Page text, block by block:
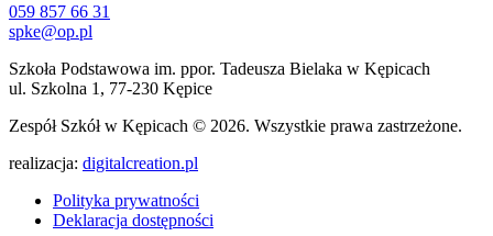
059 857 66 31
spke@op.pl
Szkoła Podstawowa im. ppor. Tadeusza Bielaka w Kępicach
ul. Szkolna 1, 77-230 Kępice
Zespół Szkół w Kępicach © 2026. Wszystkie prawa zastrzeżone.
realizacja: digitalcreation.pl
Polityka prywatności
Deklaracja dostępności